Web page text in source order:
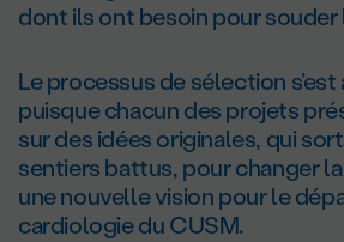
dont ils ont besoin pour
Le processus de sélection
puisque chacun des projets
sur des idées originales, qui
sentiers battus, pour changer
une nouvelle vision pour le
cardiologie du CUSM.